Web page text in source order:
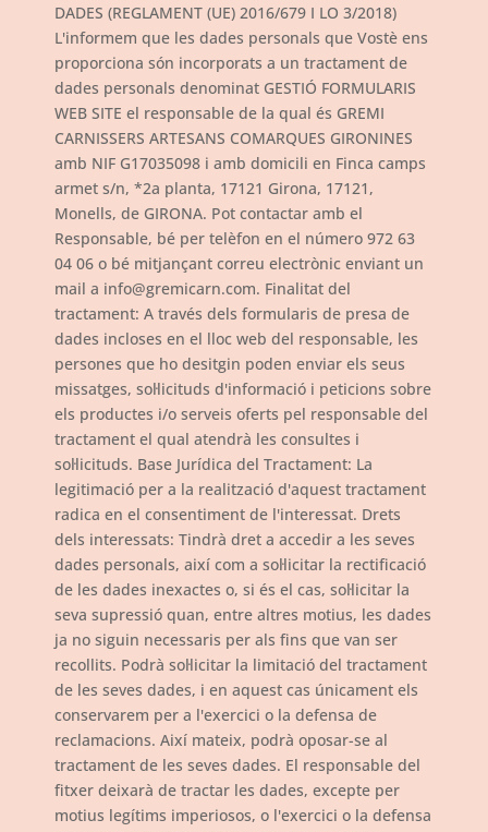
DADES (REGLAMENT (UE) 2016/679 I LO 3/2018)
L'informem que les dades personals que Vostè ens
proporciona són incorporats a un tractament de
dades personals denominat GESTIÓ FORMULARIS
WEB SITE el responsable de la qual és GREMI
CARNISSERS ARTESANS COMARQUES GIRONINES
amb NIF G17035098 i amb domicili en Finca camps
armet s/n, *2a planta, 17121 Girona, 17121,
Monells, de GIRONA. Pot contactar amb el
Responsable, bé per telèfon en el número 972 63
04 06 o bé mitjançant correu electrònic enviant un
mail a info@gremicarn.com. Finalitat del
tractament: A través dels formularis de presa de
dades incloses en el lloc web del responsable, les
persones que ho desitgin poden enviar els seus
missatges, sol·licituds d'informació i peticions sobre
els productes i/o serveis oferts pel responsable del
tractament el qual atendrà les consultes i
sol·licituds. Base Jurídica del Tractament: La
legitimació per a la realització d'aquest tractament
radica en el consentiment de l'interessat. Drets
dels interessats: Tindrà dret a accedir a les seves
dades personals, així com a sol·licitar la rectificació
de les dades inexactes o, si és el cas, sol·licitar la
seva supressió quan, entre altres motius, les dades
ja no siguin necessaris per als fins que van ser
recollits. Podrà sol·licitar la limitació del tractament
de les seves dades, i en aquest cas únicament els
conservarem per a l'exercici o la defensa de
reclamacions. Així mateix, podrà oposar-se al
tractament de les seves dades. El responsable del
fitxer deixarà de tractar les dades, excepte per
motius legítims imperiosos, o l'exercici o la defensa